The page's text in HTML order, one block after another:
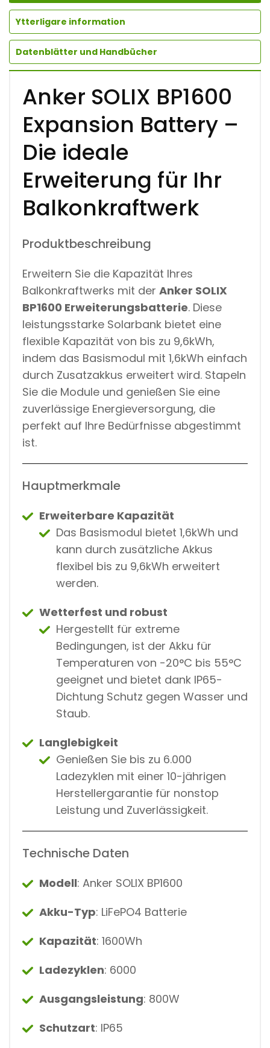
Ytterligare information
Datenblätter und Handbücher
Anker SOLIX BP1600
Expansion Battery –
Die ideale
Erweiterung für Ihr
Balkonkraftwerk
Produktbeschreibung
Erweitern Sie die Kapazität Ihres
Balkonkraftwerks mit der Anker SOLIX
BP1600 Erweiterungsbatterie. Diese
leistungsstarke Solarbank bietet eine
flexible Kapazität von bis zu 9,6kWh,
indem das Basismodul mit 1,6kWh einfach
durch Zusatzakkus erweitert wird. Stapeln
Sie die Module und genießen Sie eine
zuverlässige Energieversorgung, die
perfekt auf Ihre Bedürfnisse abgestimmt
ist.
Hauptmerkmale
Erweiterbare Kapazität
Das Basismodul bietet 1,6kWh und
kann durch zusätzliche Akkus
flexibel bis zu 9,6kWh erweitert
werden.
Wetterfest und robust
Hergestellt für extreme
Bedingungen, ist der Akku für
Temperaturen von -20°C bis 55°C
geeignet und bietet dank IP65-
Dichtung Schutz gegen Wasser und
Staub.
Langlebigkeit
Genießen Sie bis zu 6.000
Ladezyklen mit einer 10-jährigen
Herstellergarantie für nonstop
Leistung und Zuverlässigkeit.
Technische Daten
Modell: Anker SOLIX BP1600
Akku-Typ: LiFePO4 Batterie
Kapazität: 1600Wh
Ladezyklen: 6000
Ausgangsleistung: 800W
Schutzart: IP65